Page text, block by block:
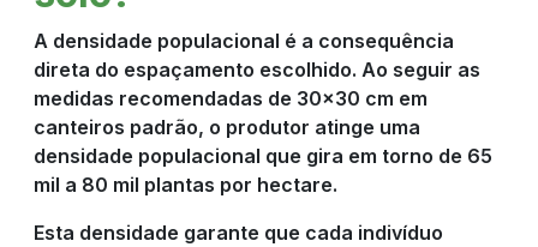
A densidade populacional é a consequência
direta do espaçamento escolhido. Ao seguir as
medidas recomendadas de 30x30 cm em
canteiros padrão, o produtor atinge uma
densidade populacional que gira em torno de 65
mil a 80 mil plantas por hectare.
Esta densidade garante que cada indivíduo